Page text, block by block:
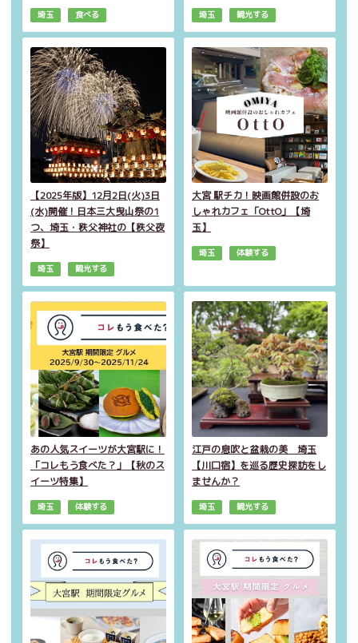
埼玉 食べる 埼玉 観光する
【2025年版】12月2日(火)3日
(水)開催！日本三大曳山祭の1
つ、埼玉・秩父神社の【秩父夜
祭】
埼玉 観光する
大宮 駅チカ！映画館併設のお
しゃれカフェ「OttO」【埼
玉】
埼玉 体験する
あの人気スイーツが大宮駅に！
「コレもう食べた？」【秋のス
イーツ特集】
埼玉 体験する
江戸の息吹と盆栽の美 埼玉
【川口宿】を巡る歴史探訪をし
ませんか？
埼玉 観光する